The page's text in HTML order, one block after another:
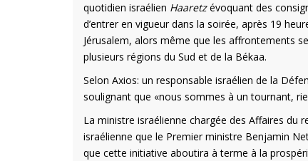
quotidien israélien Haaretzévoquant des
d’entrer en vigueur dans la soirée, après 19
Jérusalem, alors même que les affrontements
plusieurs régions du Sud et de la Békaa.
Selon Axios: un responsable israélien de la
soulignant que «nous sommes à un tournant,
La ministre israélienne chargée des Affaires du
israélienne que le Premier ministre Benjamin
que cette initiative aboutira à terme à la